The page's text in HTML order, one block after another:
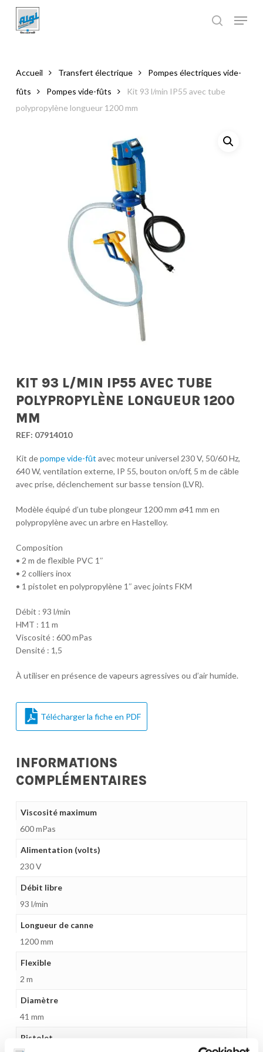
main
Accueil Transfert électrique
Pompes électriques vide-
fûts
Pompes vide-fûts
Kit 93 l/min IP55 avec tube
polypropylène longueur 1200 mm
KIT 93 L/MIN IP55 AVEC TUBE
POLYPROPYLÈNE LONGUEUR 1200
MM
REF: 07914010
Kit depompe vide-fût avec moteur universel 230 V, 50/60 Hz,
640 W, ventilation externe, IP 55, bouton on/off, 5 m de câble
avec prise, déclenchement sur basse tension (LVR).
Modèle équipé d’un tube plongeur 1200 mm ø41 mm en
polypropylène avec un arbre en Hastelloy.
Composition
• 2 m de flexible PVC 1″
• 2 colliers inox
• 1 pistolet en polypropylène 1″ avec joints FKM
Débit : 93 l/min
HMT : 11 m
Viscosité : 600 mPas
Densité : 1,5
À utiliser en présence de vapeurs agressives ou d’air humide.
Télécharger la fiche en PDF
INFORMATIONS
COMPLÉMENTAIRES
Viscosité maximum
600 mPas
Alimentation (volts)
230 V
Débit libre
93 l/min
Longueur de canne
1200 mm
Flexible
2 m
Diamètre
41 mm
Pistolet